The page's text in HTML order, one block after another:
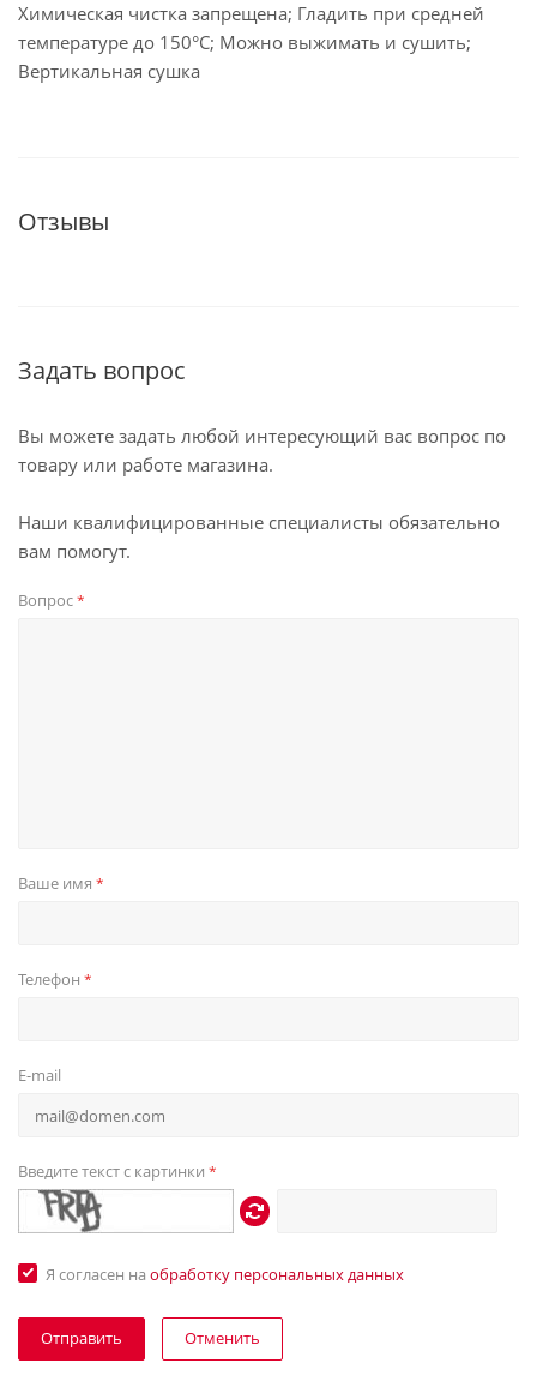
Химическая чистка запрещена; Гладить при средней
температуре до 150°С; Можно выжимать и сушить;
Вертикальная сушка
Отзывы
Задать вопрос
Вы можете задать любой интересующий вас вопрос по
товару или работе магазина.
Наши квалифицированные специалисты обязательно
вам помогут.
Вопрос*
Ваше имя *
Телефон *
E-mail
Введите текст с картинки *
Я согласен на обработку персональных данных
Отменить